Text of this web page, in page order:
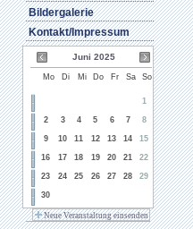
Bildergalerie
Kontakt/Impressum
Juni 2025
Mo Di Mi Do Fr Sa So
1
2 3 4 5 6 7 8
9 10 11 12 13 14 15
16 17 18 19 20 21 22
23 24 25 26 27 28 29
30
Neue Veranstaltung einsenden